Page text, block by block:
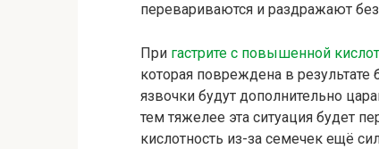
перевариваются и раздражают
При гастрите с повышенной
которая повреждена в
язвочки будут дополнительно
тем тяжелее эта ситуация будет
кислотность из-за семечек ещё